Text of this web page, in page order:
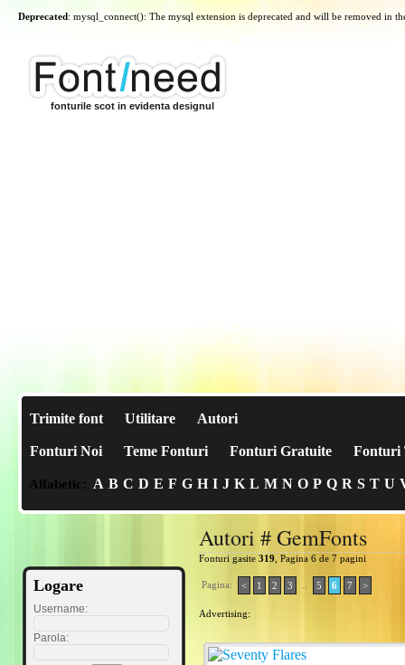
Deprecated: mysql_connect(): The mysql extension is deprecated and will be removed in
fonturile scot in evidenta designul
Trimite font Utilitare Autori
Fonturi Noi Teme Fonturi Fonturi Gratuite Fonturi
Alfabetic: A B C D E F G H I J K L M N O P Q R S T U
Logare
Username:
Parola:
Autori # GemFonts
Fonturi gasite 319 , Pagina 6 de 7 pagini
Pagina: < 1 2 3 5 6 7 >
Advertising: